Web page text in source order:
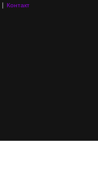
| Контакт